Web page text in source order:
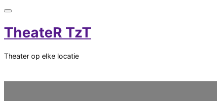
Toggle
&
navigatie
TheateR TzT
Theater op elke locatie